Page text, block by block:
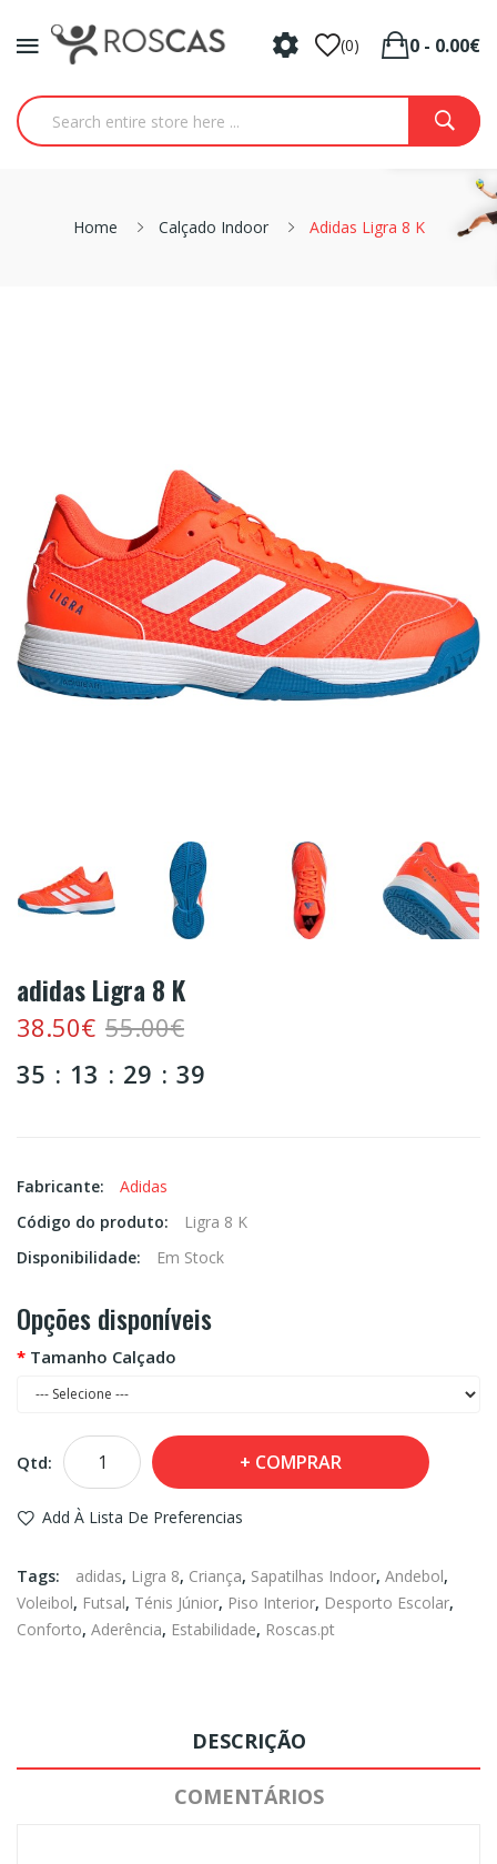
(0) 0 - 0.00€
Home Calçado Indoor Adidas Ligra 8 K
adidas Ligra 8 K
38.50€ 55.00€
35
13 29 38
Fabricante:
Adidas
Código do produto:
Ligra 8 K
Disponibilidade:
Em Stock
Opções disponíveis
Tamanho Calçado
Qtd: COMPRAR
Add À Lista De Preferencias
Tags: adidas, Ligra 8, Criança, Sapatilhas Indoor, Andebol,
Voleibol, Futsal, Ténis Júnior, Piso Interior, Desporto Escolar,
Conforto, Aderência, Estabilidade, Roscas.pt
DESCRIÇÃO
COMENTÁRIOS